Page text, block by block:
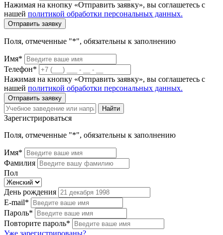
Нажимая на кнопку «Отправить заявку», вы соглашетесь с
нашей политикой обработки персональных данных.
Отправить заявку
Поля, отмеченные "*", обязательны к заполнению
Имя*
Телефон*
Нажимая на кнопку «Отправить заявку», вы соглашетесь с
нашей политикой обработки персональных данных.
Отправить заявку
Найти
Зарегистрироваться
Поля, отмеченные "*", обязательны к заполнению
Имя*
Фамилия
Пол
День рождения
E-mail*
Пароль*
Повторите пароль*
Уже зарегистрированы?